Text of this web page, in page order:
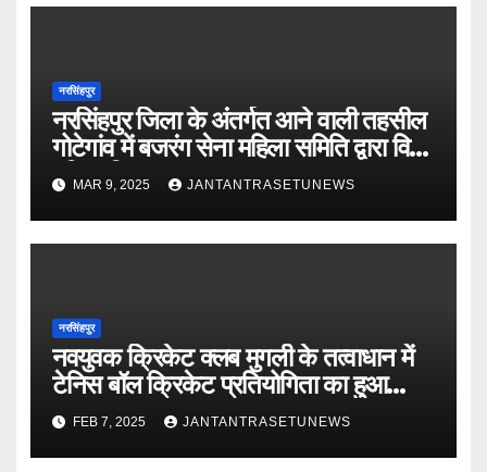
नरसिंहपुर
नरसिंहपुर जिला के अंतर्गत आने वाली तहसील
गोटेगांव में बजरंग सेना महिला समिति द्वारा विश्व
महिला दिवस मनाया गया
MAR 9, 2025 JANTANTRASETUNEWS
नरसिंहपुर
नवयुवक क्रिकेट क्लब मुगली के तत्वाधान में
टेनिस बॉल क्रिकेट प्रतियोगिता का हुआ
समापन
FEB 7, 2025 JANTANTRASETUNEWS